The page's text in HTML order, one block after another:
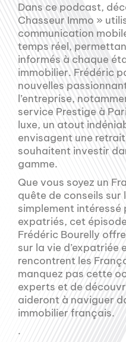
Dans ce podcast,
Chasseur Immo »
communication
temps réel,
informés à chaque
immobilier. Frédéric
nouvelles
l’entreprise,
service Prestige à
luxe, un atout
envisagent une
souhaitent investir
gamme.
Que vous soyez un
quête de conseils sur
simplement intéressé
expatriés, cet
Frédéric Bourelly
sur la vie d’expatriée
rencontrent les
manquez pas cette
experts et de
aideront à naviguer
immobilier français.
.